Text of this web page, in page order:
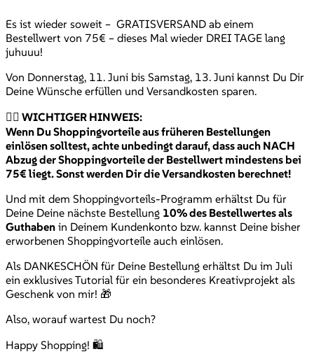
Es ist wieder soweit – GRATISVERSAND ab einem
Bestellwert von 75€ – dieses Mal wieder DREI TAGE lang
juhuuu!
Von Donnerstag, 11. Juni bis Samstag, 13. Juni kannst Du Dir
Deine Wünsche erfüllen und Versandkosten sparen.
👉🏻 WICHTIGER HINWEIS:
Wenn Du Shoppingvorteile aus früheren Bestellungen
einlösen solltest, achte unbedingt darauf, dass auch NACH
Abzug der Shoppingvorteile der Bestellwert mindestens bei
75€ liegt. Sonst werden Dir die Versandkosten berechnet!
Und mit dem Shoppingvorteils-Programm erhältst Du für
Deine Deine nächste Bestellung 10% des Bestellwertes als
Guthaben in Deinem Kundenkonto bzw. kannst Deine bisher
erworbenen Shoppingvorteile auch einlösen.
Als DANKESCHÖN für Deine Bestellung erhältst Du im Juli
ein exklusives Tutorial für ein besonderes Kreativprojekt als
Geschenk von mir! 🎁
Also, worauf wartest Du noch?
Happy Shopping! 🛍️